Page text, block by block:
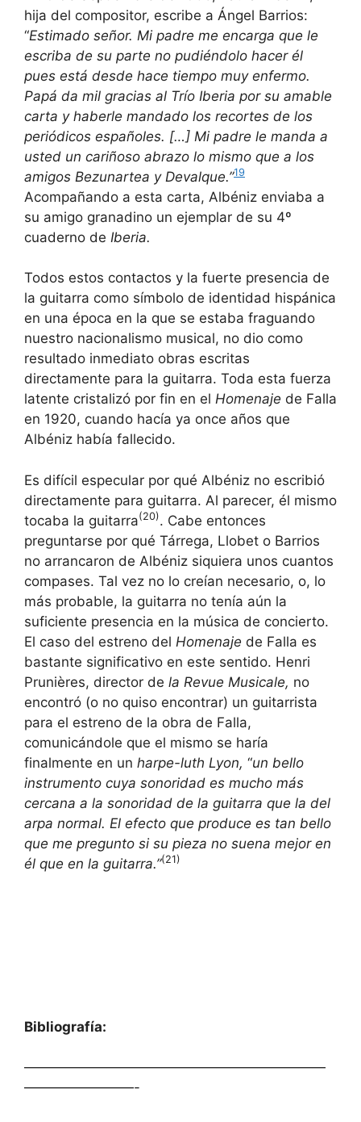
hija del compositor, escribe a Ángel Barrios:
“Estimado señor. Mi padre me encarga que le
escriba de su parte no pudiéndolo hacer él
pues está desde hace tiempo muy enfermo.
Papá da mil gracias al Trío Iberia por su amable
carta y haberle mandado los recortes de los
periódicos españoles. […] Mi padre le manda a
usted un cariñoso abrazo lo mismo que a los
amigos Bezunartea y Devalque.”19
Acompañando a esta carta, Albéniz enviaba a
su amigo granadino un ejemplar de su 4º
cuaderno de Iberia.
Todos estos contactos y la fuerte presencia de
la guitarra como símbolo de identidad hispánica
en una época en la que se estaba fraguando
nuestro nacionalismo musical, no dio como
resultado inmediato obras escritas
directamente para la guitarra. Toda esta fuerza
latente cristalizó por fin en el Homenaje de Falla
en 1920, cuando hacía ya once años que
Albéniz había fallecido.
Es difícil especular por qué Albéniz no escribió
directamente para guitarra. Al parecer, él mismo
tocaba la guitarra(20). Cabe entonces
preguntarse por qué Tárrega, Llobet o Barrios
no arrancaron de Albéniz siquiera unos cuantos
compases. Tal vez no lo creían necesario, o, lo
más probable, la guitarra no tenía aún la
suficiente presencia en la música de concierto.
El caso del estreno del Homenaje de Falla es
bastante significativo en este sentido. Henri
Prunières, director de la Revue Musicale, no
encontró (o no quiso encontrar) un guitarrista
para el estreno de la obra de Falla,
comunicándole que el mismo se haría
finalmente en un harpe-luth Lyon, “un bello
instrumento cuya sonoridad es mucho más
cercana a la sonoridad de la guitarra que la del
arpa normal. El efecto que produce es tan bello
que me pregunto si su pieza no suena mejor en
él que en la guitarra.”(21)
Bibliografía:
——————————————————————
————————-